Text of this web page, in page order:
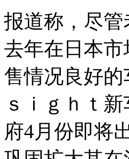
报道称，尽
去年在日本
售情况良好
ｓｉｇｈｔ
府4月份即将